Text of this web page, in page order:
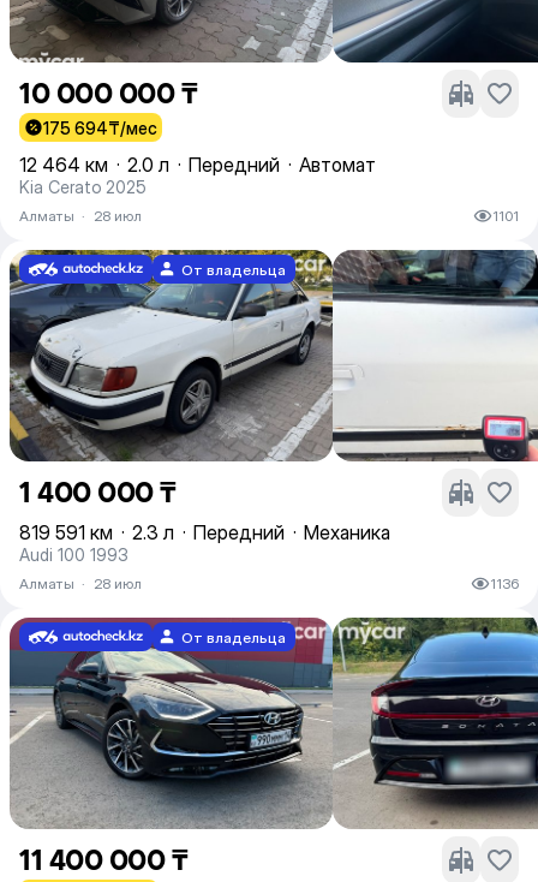
10 000 000 ₸
175 694₸/мес
12 464 км · 2.0 л · Передний · Автомат
Kia Cerato 2025
Алматы · 28 июл 1101
От владельца
1 400 000 ₸
819 591 км · 2.3 л · Передний · Механика
Audi 100 1993
Алматы · 28 июл 1136
От владельца
11 400 000 ₸